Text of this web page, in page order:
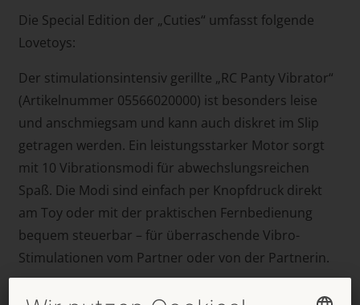
Die Special Edition der „Cuties“ umfasst folgende
Lovetoys:
Der stimulationsintensiv gerillte „RC Panty Vibrator“
(Artikelnummer 05566020000) ist besonders leise
und anschmiegsam und kann auch diskret im Slip
getragen werden. Ein leistungsstarker Motor sorgt
mit 10 Vibrationsmodi für abwechslungsreichen
Spaß. Die Modi sind einfach per Knopfdruck direkt
am Toy oder mit der praktischen Fernbedienung
bequem steuerbar – für überraschende Vibro-
Stimulationen vom Partner oder von der Partnerin.
Der ebenfalls stimulationsintensiv gerillte „Straight